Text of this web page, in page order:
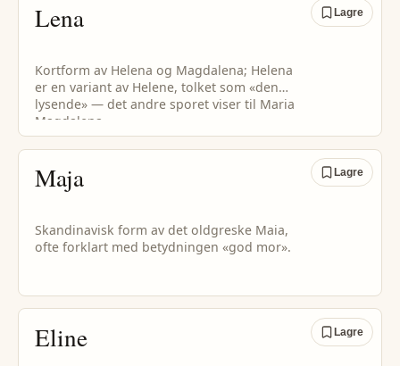
Lena
Kortform av Helena og Magdalena; Helena
er en variant av Helene, tolket som «den
lysende» — det andre sporet viser til Maria
Magdalena.
Lagre
Maja
Skandinavisk form av det oldgreske Maia,
ofte forklart med betydningen «god mor».
Lagre
Eline Lagre